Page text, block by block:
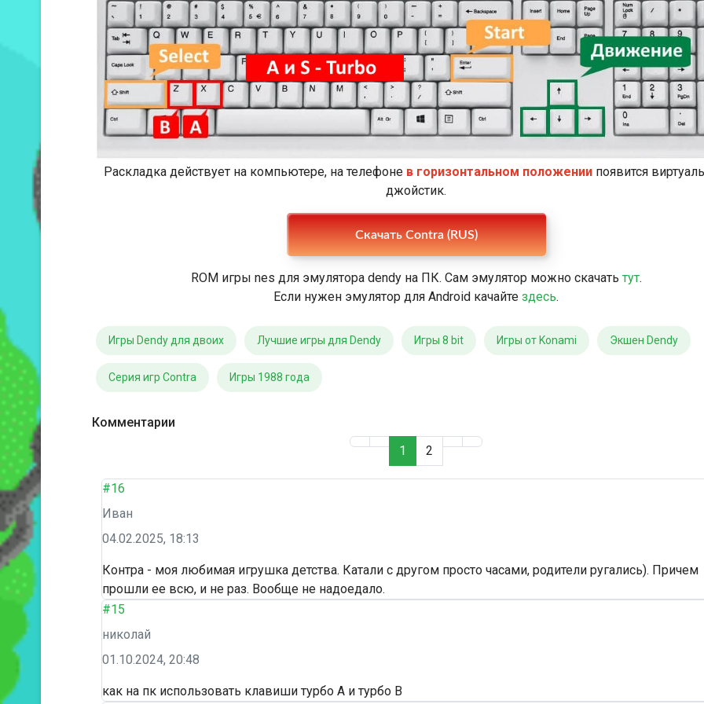
Раскладка действует на компьютере, на телефоне в горизонтальном положениипоявится
джойстик.
Скачать Contra (RUS)
ROM игры nes для эмулятора dendy на ПК. Сам эмулятор можно скачать тут.
Если нужен эмулятор для Android качайте здесь.
Игры Dendy для двоих Лучшие игры для Dendy Игры 8 bit Игры от Konami Экшен Dendy
Серия игр Contra Игры 1988 года
Комментарии
1
2
#16
Иван
04.02.2025, 18:13
Контра - моя любимая игрушка детства. Катали с другом просто часами, родители ругались). Причем
прошли ее всю, и не раз. Вообще не надоедало.
#15
николай
01.10.2024, 20:48
как на пк использовать клавиши турбо А и турбо В